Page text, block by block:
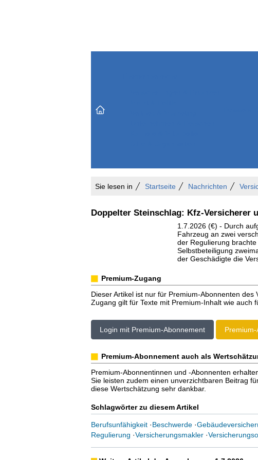
Sie lesen in Startseite Nachrichten
Doppelter Steinschlag: Kfz-Versicherer
1.7.2026 (€) - Durch
Fahrzeug an zwei
der Regulierung
Selbstbeteiligung
der Geschädigte die
Premium-Zugang
Dieser Artikel ist nur für Premium-Abonnenten
Zugang gilt für Texte mit Premium-Inhalt wie auch
Login mit Premium-Abonnement
Premium-Abonnement auch als
Premium-Abonnentinnen und -Abonnenten
Sie leisten zudem einen unverzichtbaren Beitrag
diese Wertschätzung sehr dankbar.
Schlagwörter zu diesem Artikel
Berufsunfähigkeit·Beschwerde·
Regulierung ·Versicherungsmakler·